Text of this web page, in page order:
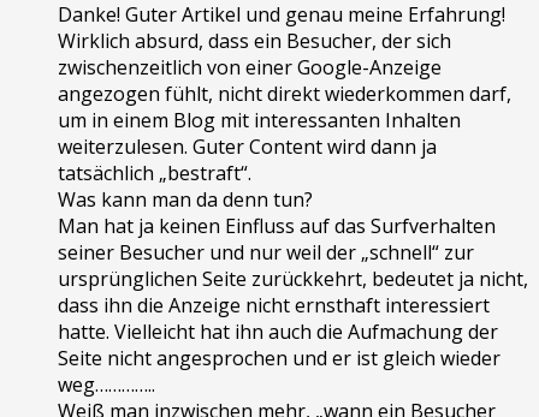
Danke! Guter Artikel und genau meine Erfahrung!
Wirklich absurd, dass ein Besucher, der sich
zwischenzeitlich von einer Google-Anzeige
angezogen fühlt, nicht direkt wiederkommen darf,
um in einem Blog mit interessanten Inhalten
weiterzulesen. Guter Content wird dann ja
tatsächlich „bestraft“.
Was kann man da denn tun?
Man hat ja keinen Einfluss auf das Surfverhalten
seiner Besucher und nur weil der „schnell“ zur
ursprünglichen Seite zurückkehrt, bedeutet ja nicht,
dass ihn die Anzeige nicht ernsthaft interessiert
hatte. Vielleicht hat ihn auch die Aufmachung der
Seite nicht angesprochen und er ist gleich wieder
weg…………..
Weiß man inzwischen mehr, „wann ein Besucher